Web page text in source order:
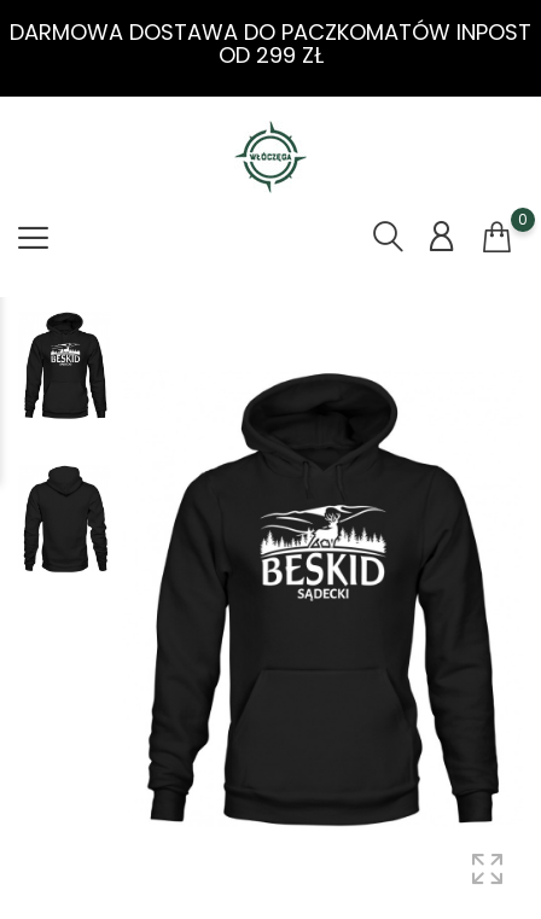
DARMOWA DOSTAWA DO PACZKOMATÓW INPOST
OD 299 ZŁ
0